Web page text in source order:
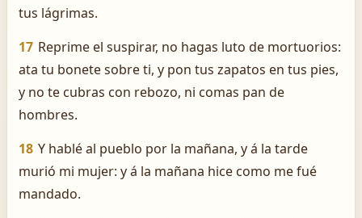
tus lágrimas.
17 Reprime el suspirar, no hagas luto de mortuorios:
ata tu bonete sobre ti, y pon tus zapatos en tus pies,
y no te cubras con rebozo, ni comas pan de
hombres.
18 Y hablé al pueblo por la mañana, y á la tarde
murió mi mujer: y á la mañana hice como me fué
mandado.